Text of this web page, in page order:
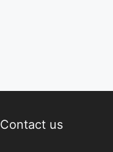
Contact us